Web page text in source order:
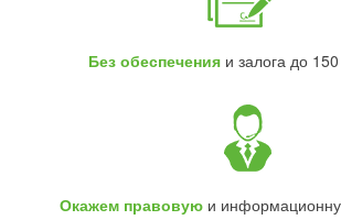
Без обеспечения и залога до
Окажем правовую и